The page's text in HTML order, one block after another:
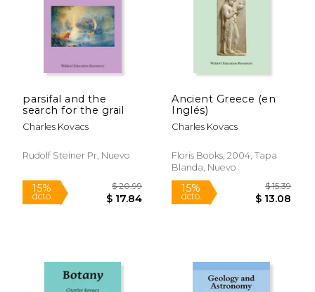
12%
dcto.
12%
dcto.
parsifal and the
search for the grail
Charles Kovacs
Rudolf Steiner Pr, Nuevo
Ancient Greece (en
Inglés)
Charles Kovacs
Floris Books, 2004, Tapa
Blanda, Nuevo